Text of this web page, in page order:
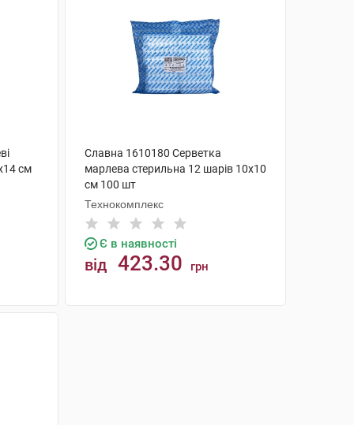
cм
Славна 1610180 Серветка
марлева стерильна 12 шарів 10х10
см 100 шт
Технокомплекс
Є в наявності
від 423.30 грн